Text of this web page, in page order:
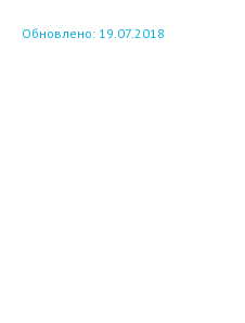
Обновлено: 19.07.2018